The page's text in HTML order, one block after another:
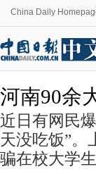
China Daily
河南90余
近日有网民
天没吃饭”。
骗在校大学